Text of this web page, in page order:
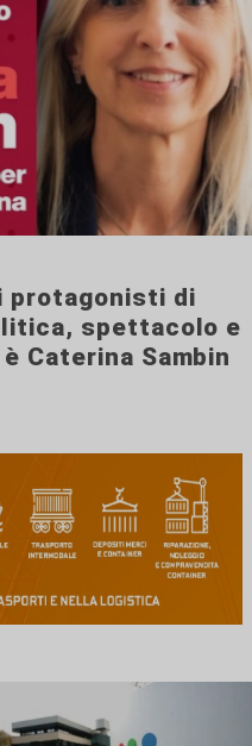
protagonisti di
spettacolo e
Caterina Sambin